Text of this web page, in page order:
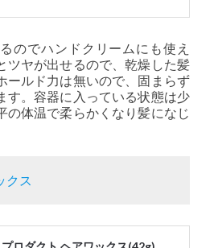
のでハンドクリームにも使え
ツヤが出せるので、乾燥した髪
ールド力は無いので、固まらず
す。容器に入っている状態は少
の体温で柔らかくなり髪になじ
クス